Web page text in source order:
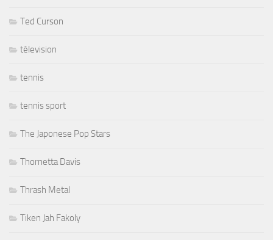
Ted Curson
télevision
tennis
tennis sport
The Japonese Pop Stars
Thornetta Davis
Thrash Metal
Tiken Jah Fakoly